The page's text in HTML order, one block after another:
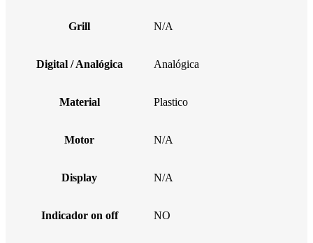
Grill N/A
Digital / Analógica Analógica
Material Plastico
Motor N/A
Display N/A
Indicador on off NO